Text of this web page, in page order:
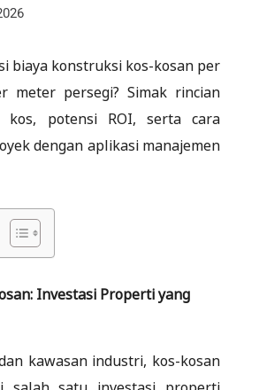
biaya konstruksi kos-kosan per
meter persegi? Simak rincian
kos, potensi ROI, serta cara
dengan aplikasi manajemen
Investasi Properti yang
kawasan industri, kos-kosan